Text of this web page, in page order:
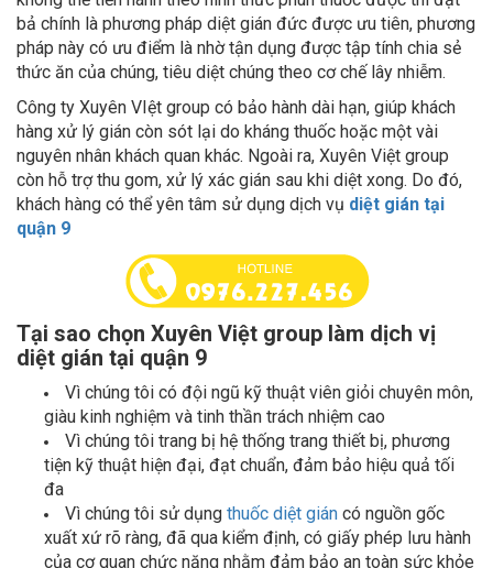
bả chính là phương pháp diệt gián đức được ưu tiên, phương
pháp này có ưu điểm là nhờ tận dụng được tập tính chia sẻ
thức ăn của chúng, tiêu diệt chúng theo cơ chế lây nhiễm.
Công ty Xuyên VIệt group có bảo hành dài hạn, giúp khách
hàng xử lý gián còn sót lại do kháng thuốc hoặc một vài
nguyên nhân khách quan khác. Ngoài ra, Xuyên Việt group
còn hỗ trợ thu gom, xử lý xác gián sau khi diệt xong. Do đó,
khách hàng có thể yên tâm sử dụng dịch vụ diệt gián tại
quận 9
Tại sao chọn Xuyên Việt group làm dịch vị
diệt gián tại quận 9
Vì chúng tôi có đội ngũ kỹ thuật viên giỏi chuyên môn,
giàu kinh nghiệm và tinh thần trách nhiệm cao
Vì chúng tôi trang bị hệ thống trang thiết bị, phương
tiện kỹ thuật hiện đại, đạt chuẩn, đảm bảo hiệu quả tối
đa
Vì chúng tôi sử dụng
thuốc diệt gián
có nguồn gốc
xuất xứ rõ ràng, đã qua kiểm định, có giấy phép lưu hành
của cơ quan chức năng nhằm đảm bảo an toàn sức khỏe